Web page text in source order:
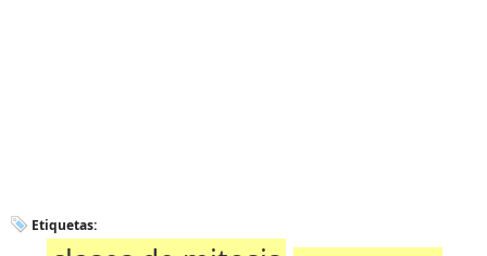
Etiquetas: